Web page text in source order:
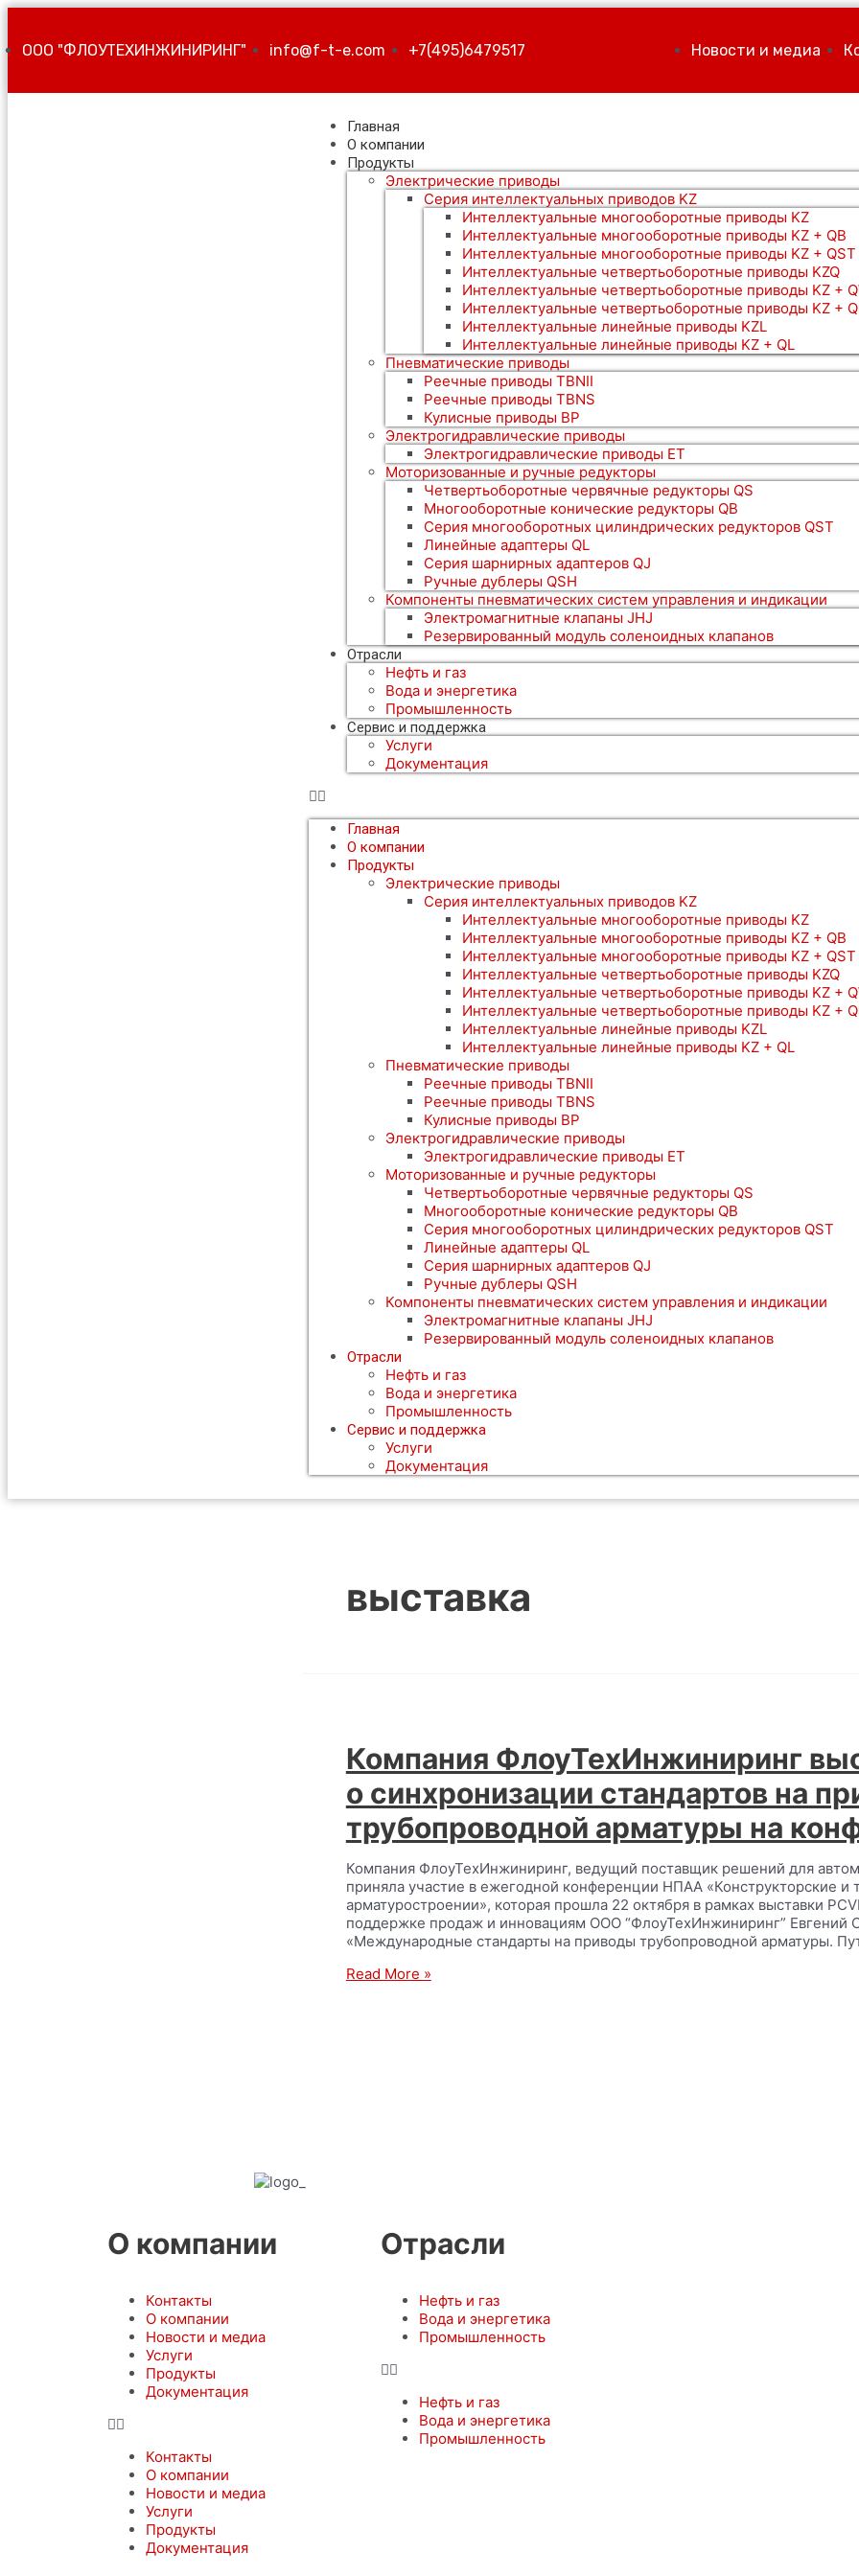
ООО "ФЛОУТЕХИНЖИНИРИНГ" info@f-t-e.com +7(495)6479517 Новости и медиа
Главная
О компании
Продукты
Электрические приводы
Серия интеллектуальных приводов KZ
Интеллектуальные многооборотные приводы KZ
Интеллектуальные многооборотные приводы KZ + QB
Интеллектуальные многооборотные приводы KZ + QST
Интеллектуальные четвертьоборотные приводы KZQ
Интеллектуальные четвертьоборотные приводы KZ +
Интеллектуальные четвертьоборотные приводы KZ +
Интеллектуальные линейные приводы KZL
Интеллектуальные линейные приводы KZ + QL
Пневматические приводы
Реечные приводы TBNII
Реечные приводы TBNS
Кулисные приводы BP
Электрогидравлические приводы
Электрогидравлические приводы ET
Моторизованные и ручные редукторы
Четвертьоборотные червячные редукторы QS
Многооборотные конические редукторы QB
Серия многооборотных цилиндрических редукторов QST
Линейные адаптеры QL
Серия шарнирных адаптеров QJ
Ручные дублеры QSH
Компоненты пневматических систем управления и индикации
Электромагнитные клапаны JHJ
Резервированный модуль соленоидных клапанов
Отрасли
Нефть и газ
Вода и энергетика
Промышленность
Сервис и поддержка
Услуги
Документация
Главная
О компании
Продукты
Электрические приводы
Серия интеллектуальных приводов KZ
Интеллектуальные многооборотные приводы KZ
Интеллектуальные многооборотные приводы KZ + QB
Интеллектуальные многооборотные приводы KZ + QST
Интеллектуальные четвертьоборотные приводы KZQ
Интеллектуальные четвертьоборотные приводы KZ +
Интеллектуальные четвертьоборотные приводы KZ +
Интеллектуальные линейные приводы KZL
Интеллектуальные линейные приводы KZ + QL
Пневматические приводы
Реечные приводы TBNII
Реечные приводы TBNS
Кулисные приводы BP
Электрогидравлические приводы
Электрогидравлические приводы ET
Моторизованные и ручные редукторы
Четвертьоборотные червячные редукторы QS
Многооборотные конические редукторы QB
Серия многооборотных цилиндрических редукторов QST
Линейные адаптеры QL
Серия шарнирных адаптеров QJ
Ручные дублеры QSH
Компоненты пневматических систем управления и индикации
Электромагнитные клапаны JHJ
Резервированный модуль соленоидных клапанов
Отрасли
Нефть и газ
Вода и энергетика
Промышленность
Сервис и поддержка
Услуги
Документация
выставка
Компания ФлоуТехИнжиниринг
о синхронизации стандартов на
трубопроводной арматуры на
Компания ФлоуТехИнжиниринг, ведущий поставщик решений для
приняла участие в ежегодной конференции НПАА «Конструкторские и
арматуростроении», которая прошла 22 октября в рамках выставки
поддержке продаж и инновациям ООО “ФлоуТехИнжиниринг” Евгений
«Международные стандарты на приводы трубопроводной арматуры.
Read More »
О компании
Контакты
О компании
Новости и медиа
Услуги
Продукты
Документация
Контакты
О компании
Новости и медиа
Услуги
Продукты
Документация
Отрасли
Нефть и газ
Вода и энергетика
Промышленность
Нефть и газ
Вода и энергетика
Промышленность